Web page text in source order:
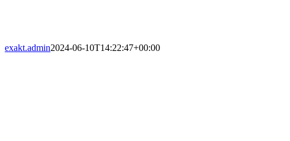
exakt.admin2024-06-10T14:22:47+00:00